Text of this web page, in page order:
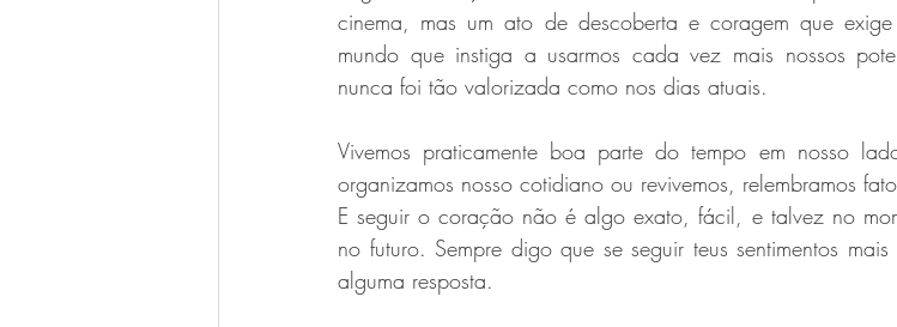
cinema, mas um ato de descoberta e coragem que
mundo que instiga a usarmos cada vez mais nossos
nunca foi tão valorizada como nos dias atuais.
Vivemos praticamente boa parte do tempo em nosso
organizamos nosso cotidiano ou revivemos, relembramos
E seguir o coração não é algo exato, fácil, e talvez no
no futuro. Sempre digo que se seguir teus sentimentos
alguma resposta.